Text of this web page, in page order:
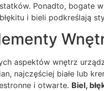
Ponadto, bogate
i bieli podkreślają
aspektów wnętrz
najczęściej białe lub
i otwarte. Biel,